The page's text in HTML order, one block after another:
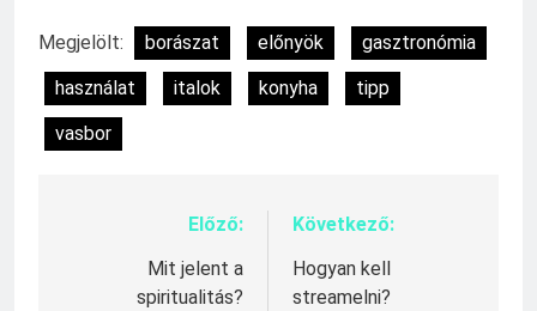
Megjelölt: borászat előnyök
gasztronómia
használat
italok konyha
tipp
vasbor
Bejegyzés
navigáció
Előző:
Mit jelent a
spiritualitás?
Következő:
Hogyan kell
streamelni?